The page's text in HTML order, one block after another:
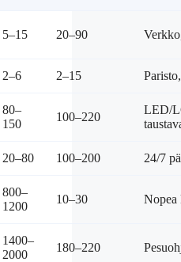
5–15 20–90
2–6 2–15
80–
150
100–220
LED/
20–80 100–200 24/7
800–
1200
10–30 Nopea
1400–
2000
180–220